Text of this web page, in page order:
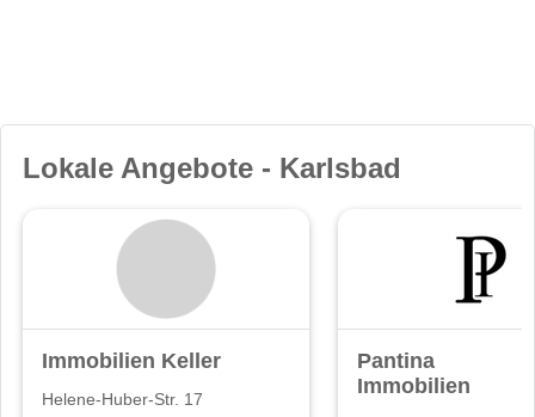
Lokale Angebote - Karlsbad
Immobilien Keller
Helene-Huber-Str. 17
Pantina
Immobilien